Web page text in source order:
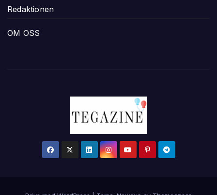
Redaktionen
OM OSS